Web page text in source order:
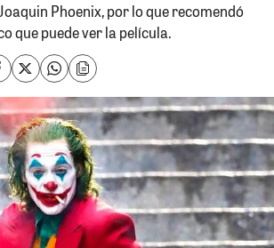
Phoenix, por lo que recomendó
que puede ver la película.